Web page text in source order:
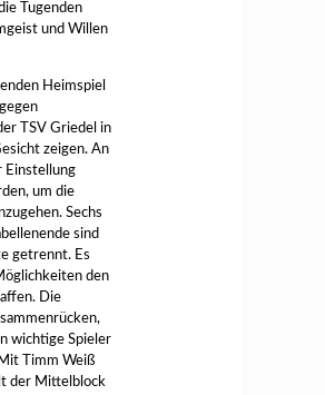
Tugenden
und Willen
Heimspiel
TSV Griedel in
zeigen. An
Einstellung
um die
Sechs
sind
getrennt. Es
den
Die
wichtige Spieler
Timm Weiß
der Mittelblock